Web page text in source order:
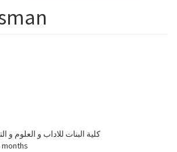
كلية البنات للاداب و العلوم
months